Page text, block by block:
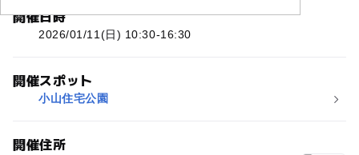
開催日時
2026/01/11(日) 10:30-16:30
開催スポット
小山住宅公園
開催住所